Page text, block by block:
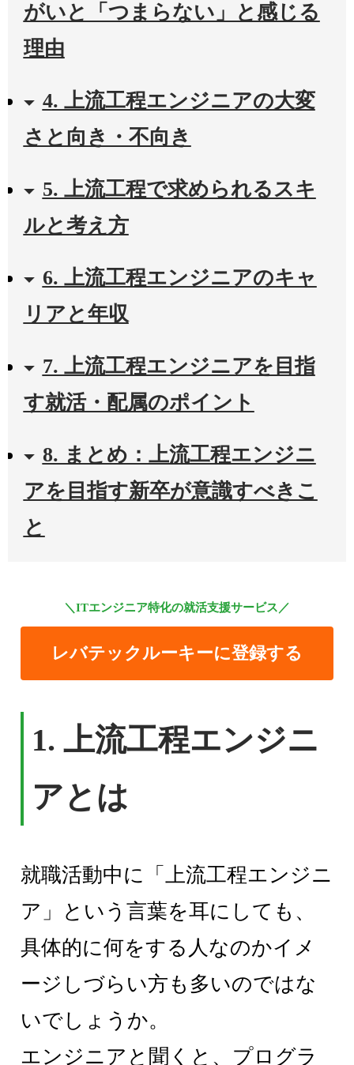
がいと「つまらない」と感じる
理由
4. 上流工程エンジニアの大変
さと向き・不向き
5. 上流工程で求められるスキ
ルと考え方
6. 上流工程エンジニアのキャ
リアと年収
7. 上流工程エンジニアを目指
す就活・配属のポイント
8. まとめ：上流工程エンジニ
アを目指す新卒が意識すべきこ
と
＼ITエンジニア特化の就活支援サービス／
レバテックルーキーに登録する
1. 上流工程エンジニ
アとは
就職活動中に「上流工程エンジニ
ア」という言葉を耳にしても、
具体的に何をする人なのかイメ
ージしづらい方も多いのではな
いでしょうか。
エンジニアと聞くと、プログラ